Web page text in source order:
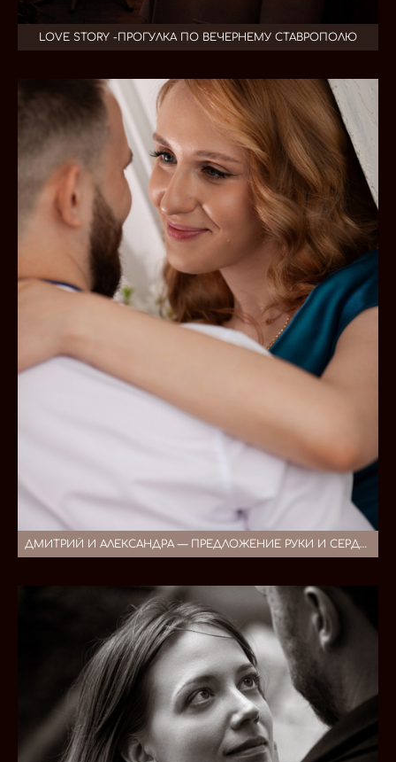
LOVE STORY -ПРОГУЛКА ПО ВЕЧЕРНЕМУ СТАВРОПОЛЮ
ДМИТРИЙ И АЛЕКСАНДРА — ПРЕДЛОЖЕНИЕ РУКИ И СЕРДЦА